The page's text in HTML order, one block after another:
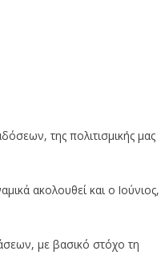
της πολιτισμικής μας
ακολουθεί και ο Ιούνιος,
με βασικό στόχο τη